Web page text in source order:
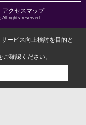
アクセスマップ
All rights reserved.
ービス向上検討を目的と
ご確認ください。